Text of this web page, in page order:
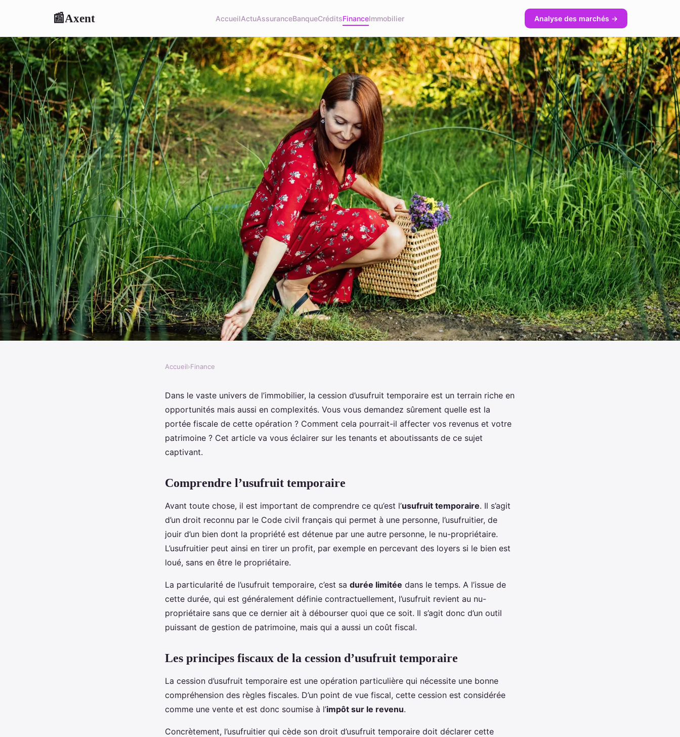
📰Axent AccueilActuAssuranceBanqueCréditsFinanceImmobilier Analyse des marchés →
Quels sont les impacts fiscaux d'une
cession d'usufruit temporaire sur un bien
Accueil›Finance
Dans le vaste univers de l’immobilier, la cession d’usufruit temporaire est un terrain riche en
opportunités mais aussi en complexités. Vous vous demandez sûrement quelle est la
portée fiscale de cette opération ? Comment cela pourrait-il affecter vos revenus et votre
patrimoine ? Cet article va vous éclairer sur les tenants et aboutissants de ce sujet
captivant.
Comprendre l’usufruit temporaire
Avant toute chose, il est important de comprendre ce qu’est l’usufruit temporaire. Il s’agit
d’un droit reconnu par le Code civil français qui permet à une personne, l’usufruitier, de
jouir d’un bien dont la propriété est détenue par une autre personne, le nu-propriétaire.
L’usufruitier peut ainsi en tirer un profit, par exemple en percevant des loyers si le bien est
loué, sans en être le propriétaire.
La particularité de l’usufruit temporaire, c’est sa durée limitée dans le temps. A l’issue de
cette durée, qui est généralement définie contractuellement, l’usufruit revient au nu-
propriétaire sans que ce dernier ait à débourser quoi que ce soit. Il s’agit donc d’un outil
puissant de gestion de patrimoine, mais qui a aussi un coût fiscal.
Les principes fiscaux de la cession d’usufruit temporaire
La cession d’usufruit temporaire est une opération particulière qui nécessite une bonne
compréhension des règles fiscales. D’un point de vue fiscal, cette cession est considérée
comme une vente et est donc soumise à l’impôt sur le revenu.
Concrètement, l’usufruitier qui cède son droit d’usufruit temporaire doit déclarer cette